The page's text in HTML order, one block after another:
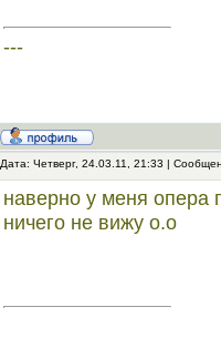
---
Дата: Четверг, 24.03.11, 21:33 |
наверно у меня опера
ничего не вижу о.о